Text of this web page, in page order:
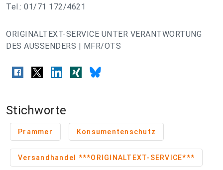
Tel.: 01/71 172/4621
ORIGINALTEXT-SERVICE UNTER VERANTWORTUNG
DES AUSSENDERS | MFR/OTS
Stichworte
Prammer Konsumentenschutz
Versandhandel ***ORIGINALTEXT-SERVICE***